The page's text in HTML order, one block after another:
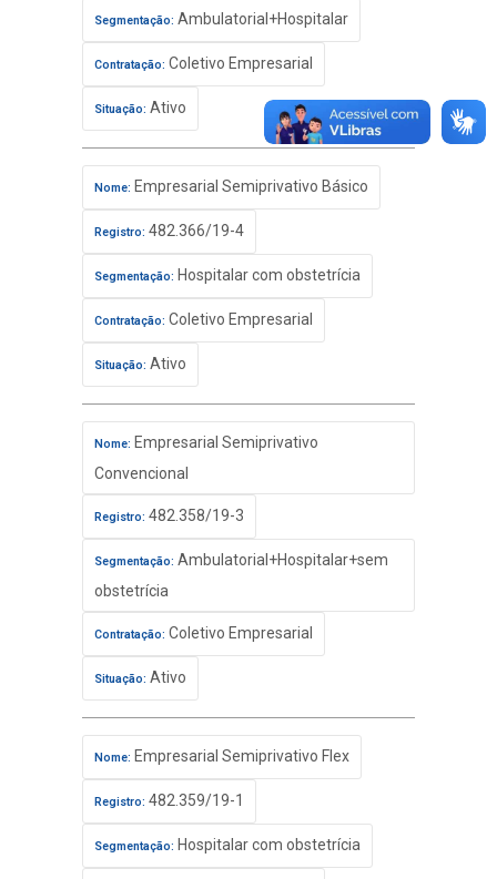
Segmentação: Ambulatorial+Hospitalar
Contratação: Coletivo Empresarial
Situação: Ativo
Nome: Empresarial Semiprivativo Básico
Registro: 482.366/19-4
Segmentação: Hospitalar com obstetrícia
Contratação: Coletivo Empresarial
Situação: Ativo
Nome: Empresarial Semiprivativo
Convencional
Registro: 482.358/19-3
Segmentação: Ambulatorial+Hospitalar+sem
obstetrícia
Contratação: Coletivo Empresarial
Situação: Ativo
Nome: Empresarial Semiprivativo Flex
Registro: 482.359/19-1
Segmentação: Hospitalar com obstetrícia